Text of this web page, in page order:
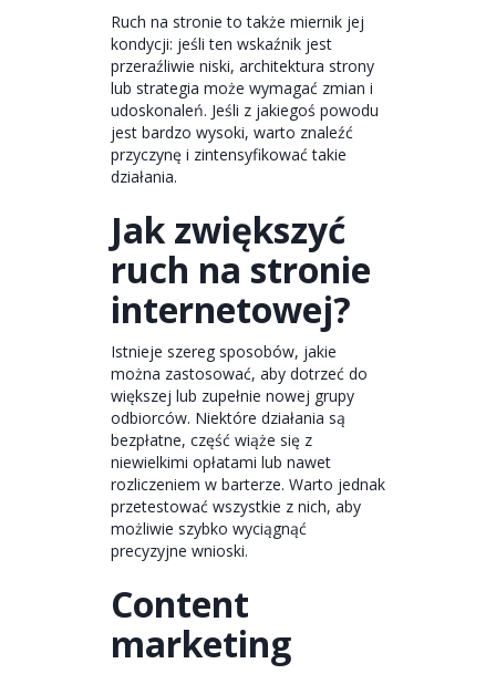
Ruch na stronie to także miernik jej
kondycji: jeśli ten wskaźnik jest
przeraźliwie niski, architektura strony
lub strategia może wymagać zmian i
udoskonaleń. Jeśli z jakiegoś powodu
jest bardzo wysoki, warto znaleźć
przyczynę i zintensyfikować takie
działania.
Jak zwiększyć
ruch na stronie
internetowej?
Istnieje szereg sposobów, jakie
można zastosować, aby dotrzeć do
większej lub zupełnie nowej grupy
odbiorców. Niektóre działania są
bezpłatne, część wiąże się z
niewielkimi opłatami lub nawet
rozliczeniem w barterze. Warto jednak
przetestować wszystkie z nich, aby
możliwie szybko wyciągnąć
precyzyjne wnioski.
Content
marketing